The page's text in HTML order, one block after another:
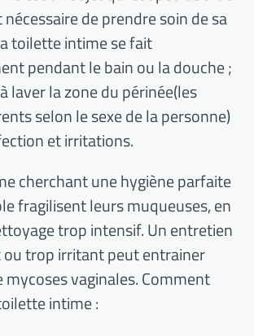
de prendre soin de sa
toilette intime se fait
pendant le bain ou la douche ;
laver la zone du périnée(les
selon le sexe de la personne)
et irritations.
cherchant une hygiène parfaite
fragilisent leurs muqueuses, en
trop intensif. Un entretien
trop irritant peut entrainer
mycoses vaginales. Comment
intime :